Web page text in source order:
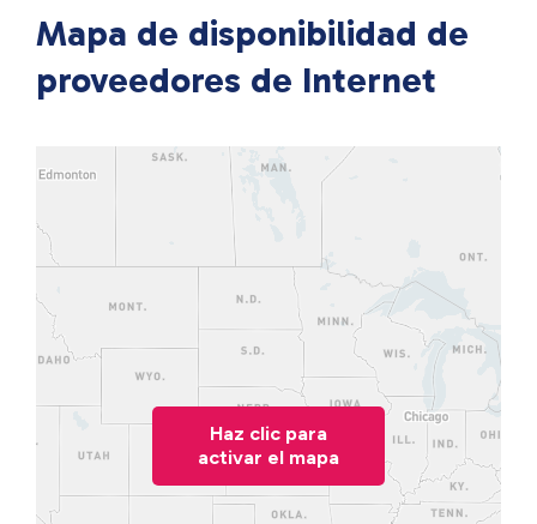
Mapa de disponibilidad de
proveedores de Internet
Haz clic para
activar el mapa